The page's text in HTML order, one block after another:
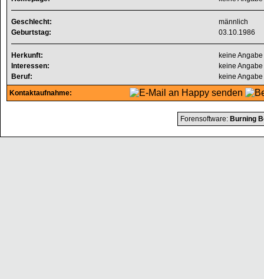
Geschlecht:
männlich
Geburtstag:
03.10.1986
Herkunft:
keine Angabe
Interessen:
keine Angabe
Beruf:
keine Angabe
Kontaktaufnahme:
Forensoftware: Burning